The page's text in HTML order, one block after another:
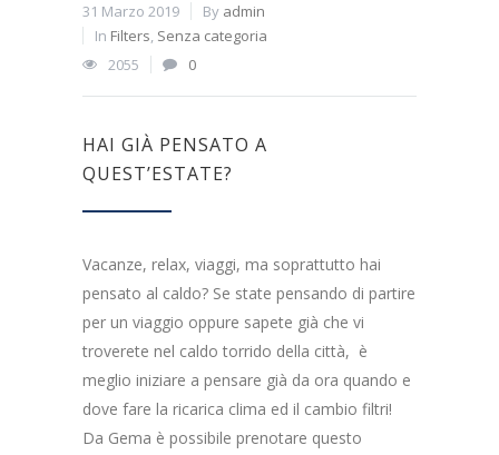
31 Marzo 2019 By admin
In Filters, Senza categoria
2055
0
HAI GIÀ PENSATO A
QUEST’ESTATE?
Vacanze, relax, viaggi, ma soprattutto hai
pensato al caldo? Se state pensando di partire
per un viaggio oppure sapete già che vi
troverete nel caldo torrido della città, è
meglio iniziare a pensare già da ora quando e
dove fare la ricarica clima ed il cambio filtri!
Da Gema è possibile prenotare questo